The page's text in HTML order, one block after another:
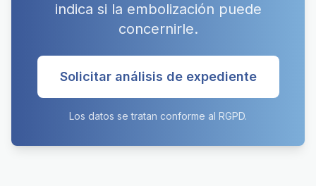
indica si la embolización puede
concernirle.
Solicitar análisis de expediente
Los datos se tratan conforme al RGPD.